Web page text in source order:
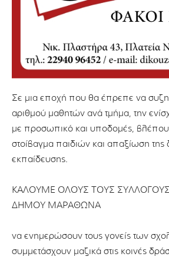
Σε μια εποχή που θα έπρεπε να
αριθμού μαθητών ανά τμήμα, την
με προσωπικό και υποδομές,
στοίβαγμα παιδιών και απαξίωση της
εκπαίδευσης.
ΚΑΛΟΥΜΕ ΟΛΟΥΣ ΤΟΥΣ
ΔΗΜΟΥ ΜΑΡΑΘΩΝΑ
να ενημερώσουν τους γονείς των
συμμετάσχουν μαζικά στις κοινές